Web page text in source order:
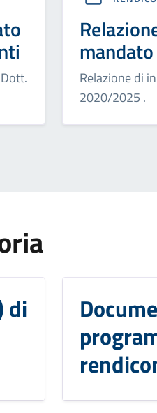
mandato
Relazione di
2020/2025 .
di